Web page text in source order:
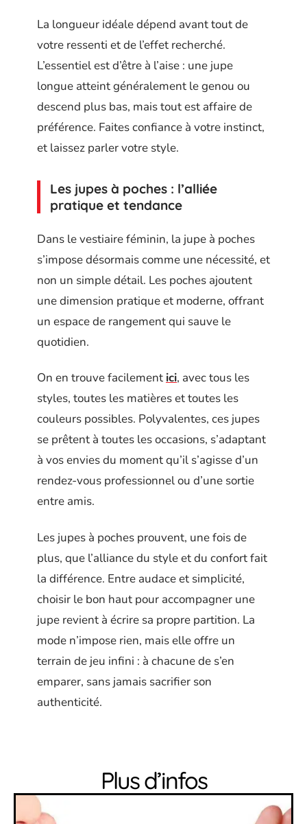
La longueur idéale dépend avant tout de
votre ressenti et de l’effet recherché.
L’essentiel est d’être à l’aise : une jupe
longue atteint généralement le genou ou
descend plus bas, mais tout est affaire de
préférence. Faites confiance à votre instinct,
et laissez parler votre style.
Les jupes à poches : l’alliée
pratique et tendance
Dans le vestiaire féminin, la jupe à poches
s’impose désormais comme une nécessité, et
non un simple détail. Les poches ajoutent
une dimension pratique et moderne, offrant
un espace de rangement qui sauve le
quotidien.
On en trouve facilement ici, avec tous les
styles, toutes les matières et toutes les
couleurs possibles. Polyvalentes, ces jupes
se prêtent à toutes les occasions, s’adaptant
à vos envies du moment qu’il s’agisse d’un
rendez-vous professionnel ou d’une sortie
entre amis.
Les jupes à poches prouvent, une fois de
plus, que l’alliance du style et du confort fait
la différence. Entre audace et simplicité,
choisir le bon haut pour accompagner une
jupe revient à écrire sa propre partition. La
mode n’impose rien, mais elle offre un
terrain de jeu infini : à chacune de s’en
emparer, sans jamais sacrifier son
authenticité.
Plus d’infos